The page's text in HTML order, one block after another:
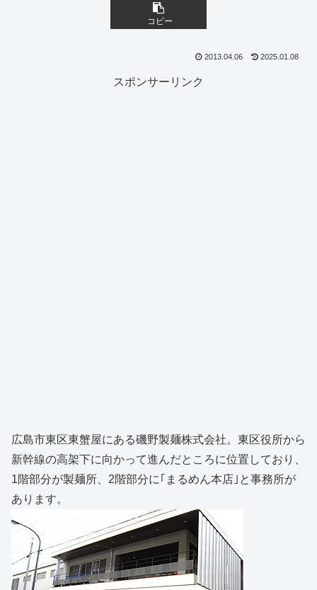
コピー
2013.04.06 2025.01.08
スポンサーリンク
広島市東区東蟹屋にある磯野製麺株式会社。東区役所から
新幹線の高架下に向かって進んだところに位置しており、
1階部分が製麺所、2階部分に｢まるめん本店｣と事務所が
あります。